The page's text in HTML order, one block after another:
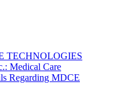
TECHNOLOGIES
Medical Care
Regarding MDCE